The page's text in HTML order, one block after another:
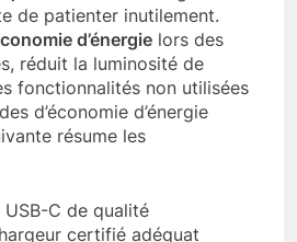
de patienter inutilement.
d’énergie lors des
réduit la luminosité de
fonctionnalités non utilisées
d’économie d’énergie
résume les
C de qualité
certifié adéquat